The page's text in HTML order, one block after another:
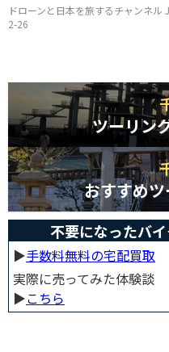
ドローンと日本を旅するチャンネル
2-26
ツーリン
おすすめ
不要になったバ
▶︎手数料無料の宅配買取
実際に売ってみた体験談
▶︎こちら